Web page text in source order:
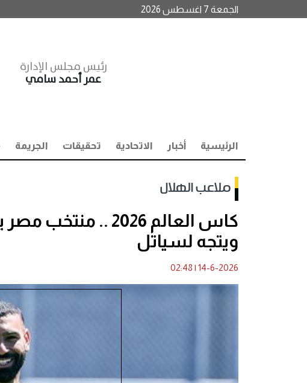
الجمعة 7 اغسطس 2026
رئيس مجلس الإدارة
عمر أحمد سامي
الرئيسية أخبار الاتحادية تحقيقات الجريمة
ملاعب الهلال
كاس العالم 2026 ..
ويتجه لسياتل
14-6-2026
|
02:48